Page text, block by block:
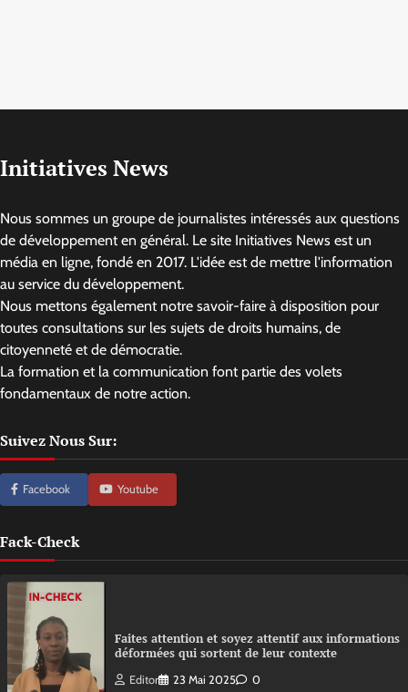
Initiatives News
Nous sommes un groupe de journalistes intéressés aux questions
de développement en général. Le site Initiatives News est un
média en ligne, fondé en 2017. L'idée est de mettre l'information
au service du développement.
Nous mettons également notre savoir-faire à disposition pour
toutes consultations sur les sujets de droits humains, de
citoyenneté et de démocratie.
La formation et la communication font partie des volets
fondamentaux de notre action.
Suivez Nous Sur:
Facebook Youtube
Fack-Check
Faites attention et soyez attentif aux informations
déformées qui sortent de leur contexte
Editor 23 Mai 2025 0